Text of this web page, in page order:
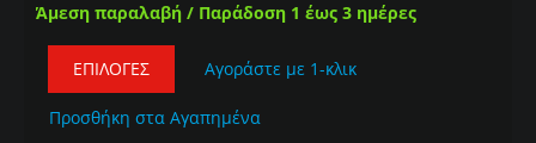
Άμεση παραλαβή / Παράδοση 1 έως 3 ημέρες
ΕΠΙΛΟΓΈΣ Αγοράστε με 1-κλικ
Προσθήκη στα Αγαπημένα